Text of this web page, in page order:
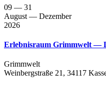
09 — 31
August — Dezember
2026
Erlebnisraum Grimmwelt —
Grimm­welt
Wein­berg­stra­ße 21, 34117